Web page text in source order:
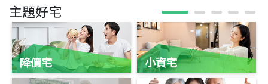
主題好宅
降價宅 小資宅